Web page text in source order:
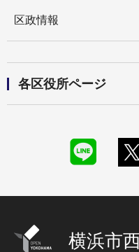
区政情報
各区役所ページ
横浜市